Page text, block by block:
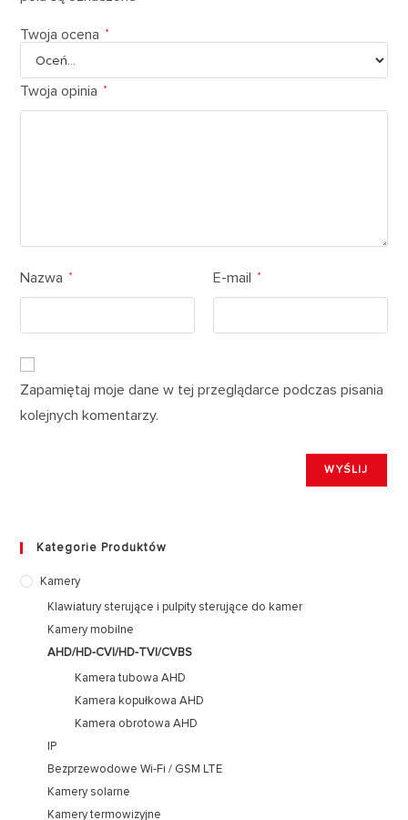
Twoja ocena *
Twoja opinia *
Nazwa * E-mail *
Zapamiętaj moje dane w tej przeglądarce podczas pisania
kolejnych komentarzy.
Kategorie Produktów
Kamery
Klawiatury sterujące i pulpity sterujące do kamer
Kamery mobilne
AHD/HD-CVI/HD-TVI/CVBS
Kamera tubowa AHD
Kamera kopułkowa AHD
Kamera obrotowa AHD
IP
Bezprzewodowe Wi-Fi / GSM LTE
Kamery solarne
Kamery termowizyjne